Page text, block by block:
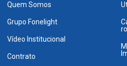
Quem Somos
Grupo Fonelight
Vídeo Institucional
Contrato